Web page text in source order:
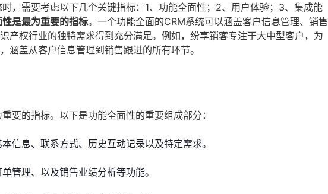
，需要考虑以下几个关键指标：1、功能全面性；2、用户体验；3、集成能
是最为重要的指标。一个功能全面的CRM系统可以涵盖客户信息管理、销售
产权行业的独特需求得到充分满足。例如，纷享销客专注于大中型客户，为
盖从客户信息管理到销售跟进的所有环节。
要的指标。以下是功能全面性的重要组成部分：
信息、联系方式、历史互动记录以及特定需求。
管理、以及销售业绩分析等功能。